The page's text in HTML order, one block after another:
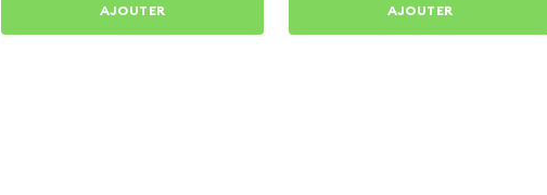
AJOUTER AJOUTER